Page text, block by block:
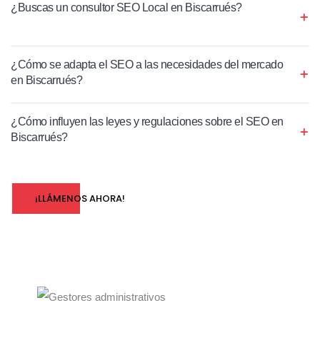
¿Buscas un consultor SEO Local en Biscarrués?
¿Cómo se adapta el SEO a las necesidades del mercado
en Biscarrués?
¿Cómo influyen las leyes y regulaciones sobre el SEO en
Biscarrués?
¡LLÁMENOS AHORA!